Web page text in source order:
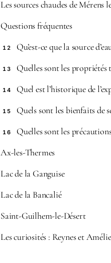
Les sources chaudes de Mérens
Questions fréquentes
12 Qu’est-ce que la source
13 Quelles sont les propriétés
14 Quel est l’historique de
15 Quels sont les bienfaits de
16 Quelles sont les
Ax-les-Thermes
Lac de la Ganguise
Lac de la Bancalié
Saint-Guilhem-le-Désert
Les curiosités : Reynes et